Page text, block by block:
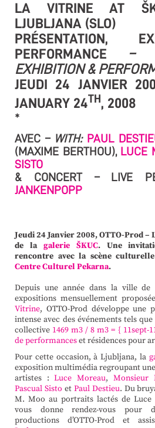
LA VITRINE AT
LJUBLJANA (SLO)
PRÉSENTATION,
PERFORMANCE –
EXHIBITION &
JEUDI 24 JANVIER
JANUARY 24TH, 2008
*
AVEC – WITH: PAUL
(MAXIME BERTHOU), LUCE
SISTO
& CONCERT – LIVE
JANKENPOPP
Jeudi 24 Janvier 2008, OTTO-Prod –
de la galerie ŠKUC. Une
rencontre avec la scène
Centre Culturel Pekarna.
Depuis une année dans la ville
expositions mensuellement
Vitrine, OTTO-Prod développe une
intense avec des événements tels que
collective 1469 m3 / 8 m3 = { 11sept-
de performanceset résidences pour
Pour cette occasion, à Ljubljana, la
exposition multimédia regroupant
artistes :Luce Moreau, Monsieur
Pascual Sisto et Paul Destieu. Du
M. Moo au portraits lactés de Luce
vous donne rendez-vous pour
productions d’OTTO-Prod et